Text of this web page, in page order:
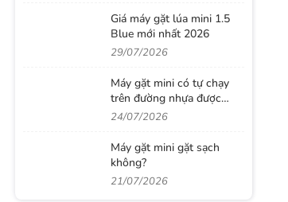
Giá máy gặt lúa mini 1.5
Blue mới nhất 2026
29/07/2026
Máy gặt mini có tự chạy
trên đường nhựa được
không?
24/07/2026
Máy gặt mini gặt sạch
không?
21/07/2026